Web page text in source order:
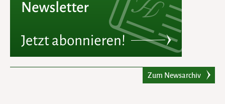
Zum Newsarchiv